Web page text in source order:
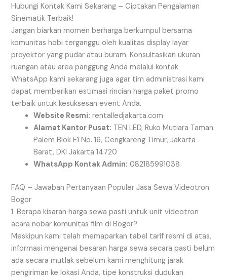
Hubungi Kontak Kami Sekarang – Ciptakan Pengalaman
Sinematik Terbaik!
Jangan biarkan momen berharga berkumpul bersama
komunitas hobi terganggu oleh kualitas display layar
proyektor yang pudar atau buram. Konsultasikan ukuran
ruangan atau area panggung Anda melalui kontak
WhatsApp kami sekarang juga agar tim administrasi kami
dapat memberikan estimasi rincian harga paket promo
terbaik untuk kesuksesan event Anda.
Website Resmi: rentalledjakarta.com
Alamat Kantor Pusat: TEN LED, Ruko Mutiara Taman
Palem Blok E1 No. 16, Cengkareng Timur, Jakarta
Barat, DKI Jakarta 14720
WhatsApp Kontak Admin: 082185991038
FAQ – Jawaban Pertanyaan Populer Jasa Sewa Videotron
Bogor
1. Berapa kisaran harga sewa pasti untuk unit videotron
acara nobar komunitas film di Bogor?
Meskipun kami telah memaparkan tabel tarif resmi di atas,
informasi mengenai besaran harga sewa secara pasti belum
ada secara mutlak sebelum kami menghitung jarak
pengiriman ke lokasi Anda, tipe konstruksi dudukan